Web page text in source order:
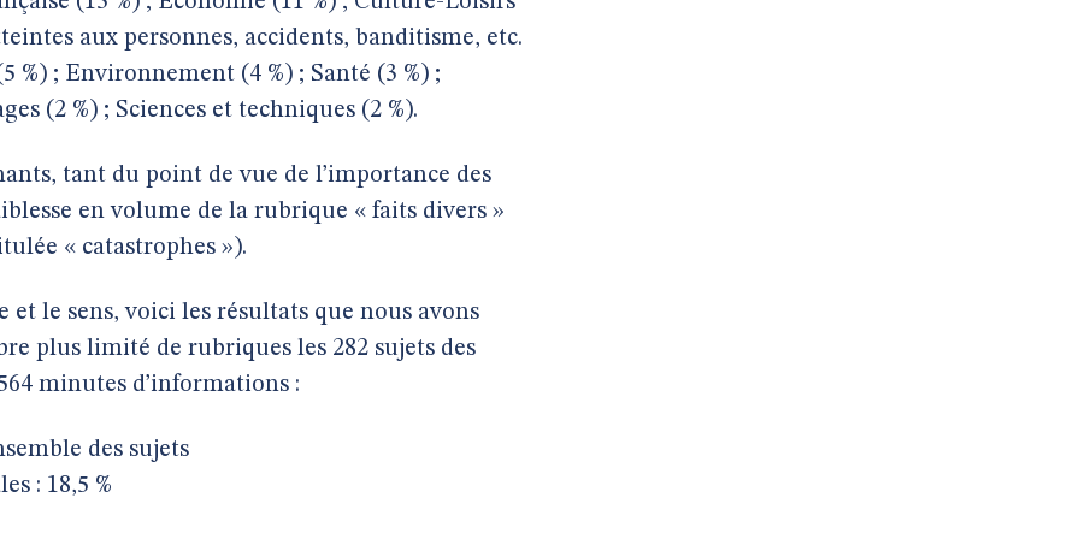
aux personnes, accidents, banditisme, etc.
%) ; Environnement (4 %) ; Santé (3 %) ;
(2 %) ; Sciences et techniques (2 %).
tant du point de vue de l’importance des
en volume de la rubrique « faits divers »
« catastrophes »).
et le sens, voici les résultats que nous avons
plus limité de rubriques les 282 sujets des
minutes d’informations :
des sujets
: 18,5 %